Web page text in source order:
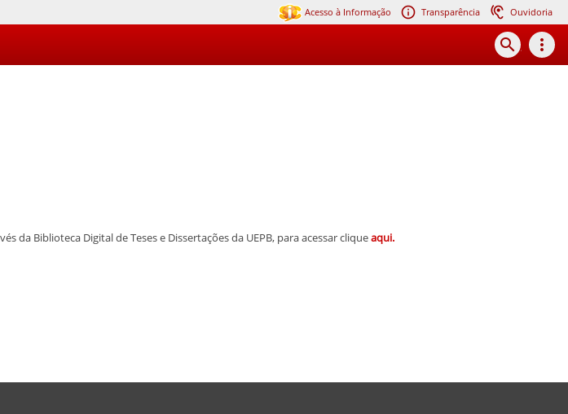
Acesso à Informação Transparência Ouvidoria
search more_vert
da Biblioteca Digital de Teses e Dissertações da UEPB, para acessar cliqueaqui.